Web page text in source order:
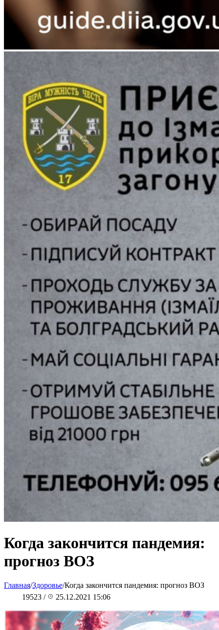
Когда закончится пандемия:
прогноз ВОЗ
Главная/Здоровье/Когда закончится пандемия: прогноз ВОЗ
19523 / 25.12.2021 15:06